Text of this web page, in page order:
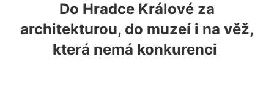
Do Hradce Králové za
architekturou, do muzeí i na věž,
která nemá konkurenci